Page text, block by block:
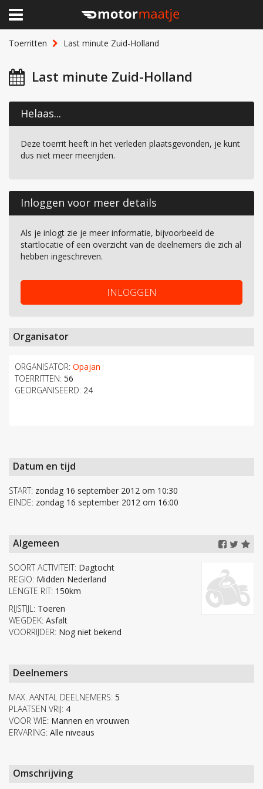
Toerritten Last minute Zuid-Holland
Last minute Zuid-Holland
Helaas...
Deze toerrit heeft in het verleden plaatsgevonden, je kunt
dus niet meer meerijden.
Inloggen voor meer details
Als je inlogt zie je meer informatie, bijvoorbeeld de
startlocatie of een overzicht van de deelnemers die zich al
hebben ingeschreven.
INLOGGEN
Organisator
ORGANISATOR: Opajan
TOERRITTEN: 56
GEORGANISEERD: 24
Datum en tijd
START: zondag 16 september 2012 om 10:30
EINDE: zondag 16 september 2012 om 16:00
Algemeen
SOORT ACTIVITEIT: Dagtocht
REGIO: Midden Nederland
LENGTE RIT: 150km
RIJSTIJL: Toeren
WEGDEK: Asfalt
VOORRIJDER: Nog niet bekend
Deelnemers
MAX. AANTAL DEELNEMERS: 5
PLAATSEN VRIJ: 4
VOOR WIE: Mannen en vrouwen
ERVARING: Alle niveaus
Omschrijving
×
Home
Clubhuis
Lid worden
Over Motormaatje